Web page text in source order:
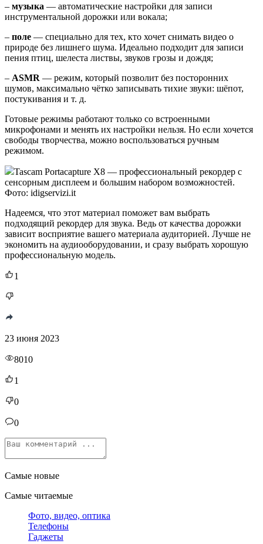
– музыка — автоматические настройки для записи
инструментальной дорожки или вокала;
– поле — специально для тех, кто хочет снимать видео о
природе без лишнего шума. Идеально подходит для записи
пения птиц, шелеста листвы, звуков грозы и дождя;
– ASMR — режим, который позволит без посторонних
шумов, максимально чётко записывать тихие звуки: шёпот,
постукивания и т. д.
Готовые режимы работают только со встроенными
микрофонами и менять их настройки нельзя. Но если хочется
свободы творчества, можно воспользоваться ручным
режимом.
Tascam Portacapture X8 — профессиональный рекордер с
сенсорным дисплеем и большим набором возможностей.
Фото: idigservizi.it
Надеемся, что этот материал поможет вам выбрать
подходящий рекордер для звука. Ведь от качества дорожки
зависит восприятие вашего материала аудиторией. Лучше не
экономить на аудиооборудовании, и сразу выбрать хорошую
профессиональную модель.
1
23 июня 2023
8010
1
0
0
Самые новые
Самые читаемые
Фото, видео, оптика
Телефоны
Гаджеты